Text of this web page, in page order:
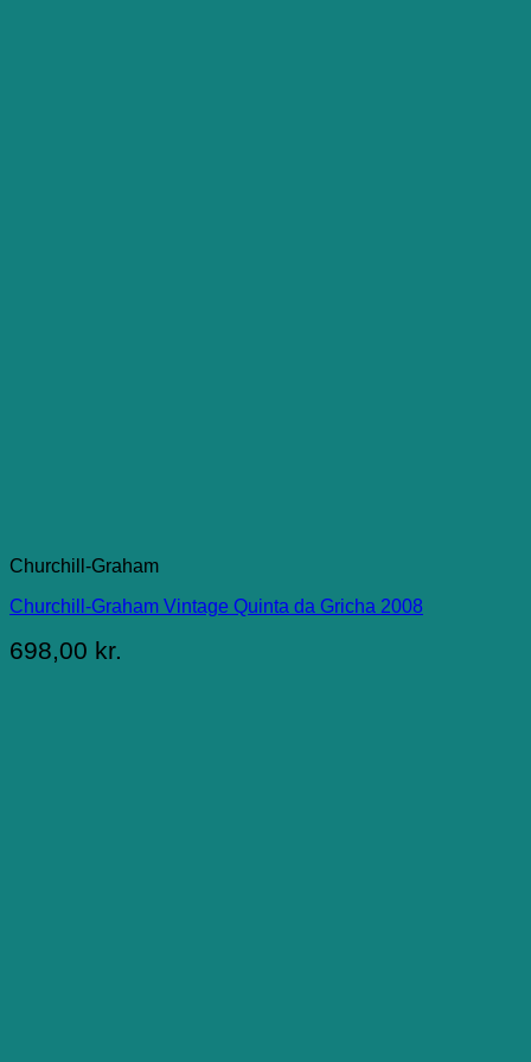
Churchill-Graham
Churchill-Graham Vintage Quinta da Gricha 2008
698,00 kr.